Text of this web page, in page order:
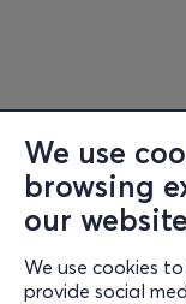
We use
browsing
our
We use cookies
provide social
Information
Support
Stay